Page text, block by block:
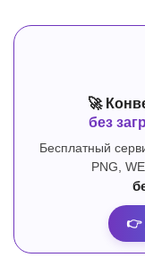
🚀
без
Бесплатный
PNG,
👉